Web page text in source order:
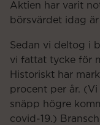
Aktien har varit
börsvärdet idag
Sedan vi deltog i
vi fattat tycke för
Historiskt har
procent per år.
snäpp högre
covid-19.)